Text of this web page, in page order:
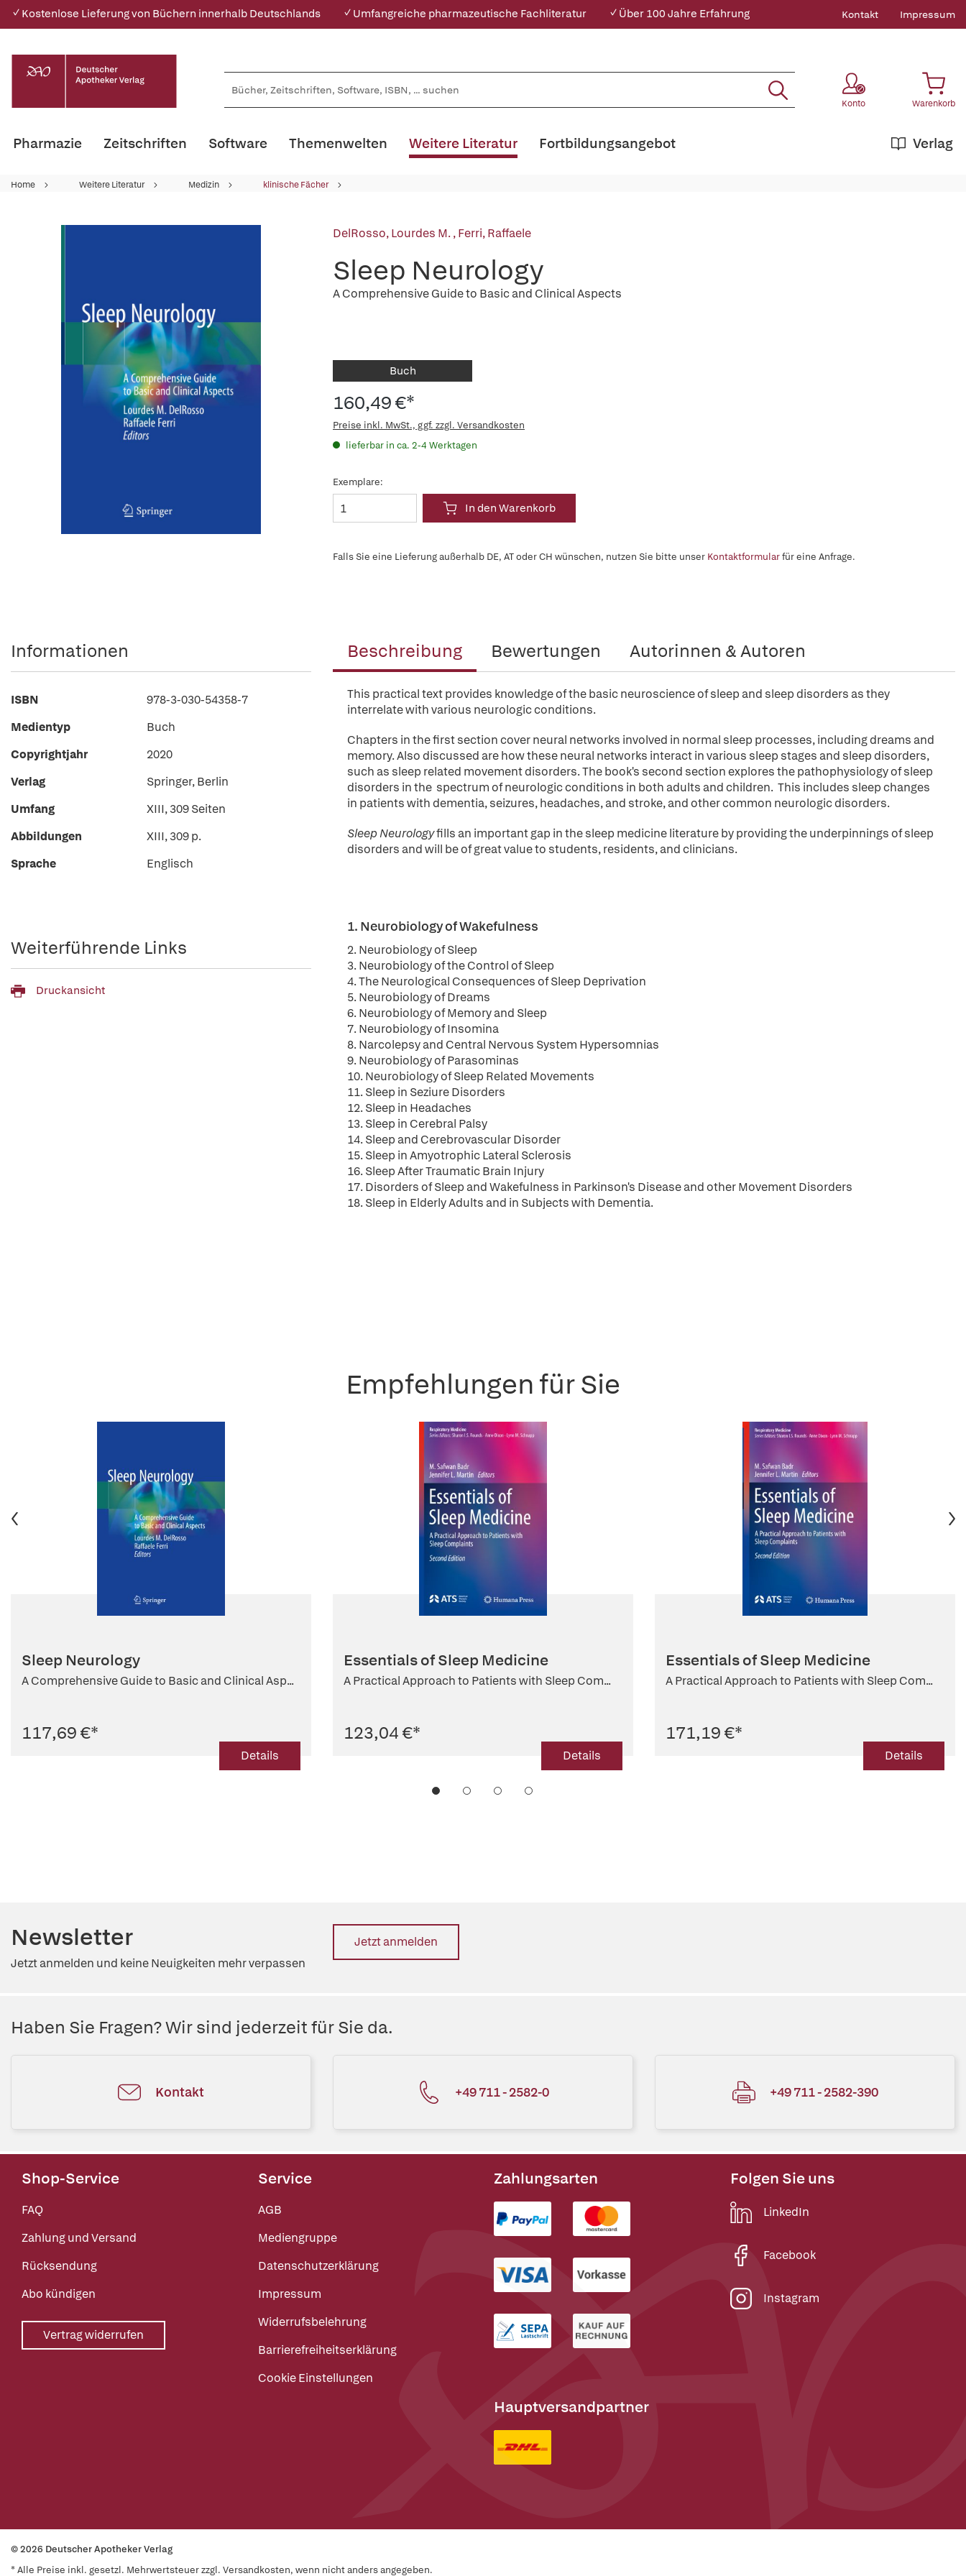
✓ Kostenlose Lieferung von Büchern innerhalb Deutschlands ✓ Umfangreiche pharmazeutische Fachliteratur ✓ Über 100 Jahre Erfahrung Kontakt Impressum
Konto Warenkorb
Pharmazie Zeitschriften Software Themenwelten Weitere Literatur Verlag
Fortbildungsangebot
Home Weitere Literatur Medizin klinische Fächer
DelRosso, Lourdes M.,Ferri, Raffaele
Sleep Neurology
A Comprehensive Guide to Basic and Clinical Aspects
Buch
160,49 €*
Preise inkl. MwSt., ggf. zzgl. Versandkosten
lieferbar in ca. 2-4 Werktagen
Exemplare:
In den Warenkorb
Falls Sie eine Lieferung außerhalb DE, AT oder CH wünschen, nutzen Sie bitte unser Kontaktformularfür eine Anfrage.
Beschreibung Bewertungen Autorinnen & Autoren
This practical text provides knowledge of the basic neuroscience of sleep and sleep disorders as they
interrelate with various neurologic conditions.
Chapters in the first section cover neural networks involved in normal sleep processes, including dreams and
memory. Also discussed are how these neural networks interact in various sleep stages and sleep disorders,
such as sleep related movement disorders. The book's second section explores the pathophysiology of sleep
disorders in the spectrum of neurologic conditions in both adults and children. This includes sleep changes
in patients with dementia, seizures, headaches, and stroke, and other common neurologic disorders.
Sleep Neurologyfills an important gap in the sleep medicine literature by providing the underpinnings of sleep
disorders and will be of great value to students, residents, and clinicians.
1. Neurobiology of Wakefulness
2. Neurobiology of Sleep
3. Neurobiology of the Control of Sleep
4. The Neurological Consequences of Sleep Deprivation
5. Neurobiology of Dreams
6. Neurobiology of Memory and Sleep
7. Neurobiology of Insomina
8. Narcolepsy and Central Nervous System Hypersomnias
9. Neurobiology of Parasominas
10. Neurobiology of Sleep Related Movements
11. Sleep in Seziure Disorders
12. Sleep in Headaches
13. Sleep in Cerebral Palsy
14. Sleep and Cerebrovascular Disorder
15. Sleep in Amyotrophic Lateral Sclerosis
16. Sleep After Traumatic Brain Injury
17. Disorders of Sleep and Wakefulness in Parkinson's Disease and other Movement Disorders
18. Sleep in Elderly Adults and in Subjects with Dementia.
Informationen
ISBN
978-3-030-54358-7
Medientyp
Buch
Copyrightjahr
2020
Verlag
Springer, Berlin
Umfang
XIII, 309 Seiten
Abbildungen
XIII, 309 p.
Sprache
Englisch
Weiterführende Links
Druckansicht
Empfehlungen für Sie
Sleep Neurology
A Comprehensive Guide to Basic and Clinical Asp...
117,69 €*
Details
Essentials of Sleep Medicine
A Practical Approach to Patients with Sleep Com...
123,04 €*
Details
Essentials of Sleep Medicine
A Practical Approach to Patients with Sleep Com...
171,19 €*
Details
Newsletter
Jetzt anmelden und keine Neuigkeiten mehr verpassen
Jetzt anmelden
Haben Sie Fragen? Wir sind jederzeit für Sie da.
Kontakt +49 711 - 2582-0 +49 711 - 2582-390
Shop-Service
FAQ
Zahlung und Versand
Rücksendung
Abo kündigen
Vertrag widerrufen
Service
AGB
Mediengruppe
Datenschutzerklärung
Impressum
Widerrufsbelehrung
Barrierefreiheitserklärung
Cookie Einstellungen
Zahlungsarten
Hauptversandpartner
Folgen Sie uns
LinkedIn
Facebook
Instagram
© 2026 Deutscher Apotheker Verlag
* Alle Preise inkl. gesetzl. Mehrwertsteuer zzgl. Versandkosten, wenn nicht anders angegeben.